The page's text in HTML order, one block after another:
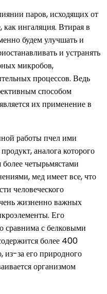
паров, исходящих от
ингаляция. Втирая в
будем улучшать и
и устранять
микробов,
процессов. Ведь
способом
их применение в
работы пчел ими
аналога которого
четырьмястами
мед имеет все, что
человеческого
жизненно важных
Его
сравнима с белковыми
более 400
из-за его природного
организмом